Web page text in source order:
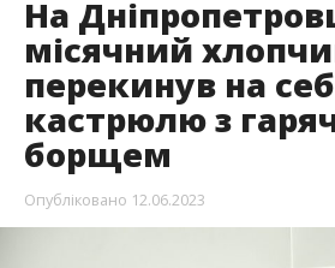
11 червня у селі Чаплинка
району травмувався 10-